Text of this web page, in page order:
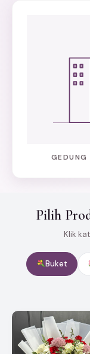
GEDUNG
Pilih
Klik
Buket